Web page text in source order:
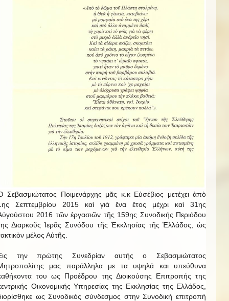
Σεβασμιώτατος Ποιμενάρχης μᾶς κ.κ Εὐσέβιος μετέχει ἀπὸ
Σεπτεμβρίου 2015 καὶ γιὰ ἕνα ἔτος μέχρι καὶ 31ης
2016 τῶν ἐργασιῶν τῆς 159ης Συνοδικής Περιόδου
Διαρκοῦς Ἱερᾶς Συνόδου τῆς Ἐκκλησίας τῆς Ἑλλάδος, ὡς
μέλος Αὐτῆς.
την πρώτης Συνεδρίαν αυτής ο Σεβασμιώτατος
μας παράλληλα με τα υψηλά και υπεύθυνα
του ως Προέδρου της Διοικούσης Επιτροπής της
Οικονομικής Υπηρεσίας της Εκκλησίας της Ελλάδος,
ως Συνοδικός σύνδεσμος στην Συνοδική επιτροπή